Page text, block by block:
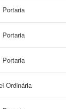
Portaria
Portaria
Portaria
Ordinária